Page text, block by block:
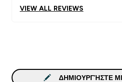
VIEW ALL REVIEWS
ΔΗΜΙΟΥΡΓΉΣΤΕ